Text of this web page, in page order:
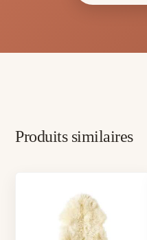
Produits similaires